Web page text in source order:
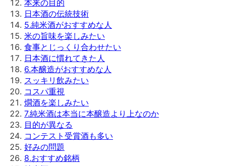
本来の目的
日本酒の伝統技術
5.純米酒がおすすめな人
米の旨味を楽しみたい
食事とじっくり合わせたい
日本酒に慣れてきた人
6.本醸造がおすすめな人
スッキリ飲みたい
コスパ重視
燗酒を楽しみたい
7.純米酒は本当に本醸造より上なのか
目的が異なる
コンテスト受賞酒も多い
好みの問題
8.おすすめ銘柄